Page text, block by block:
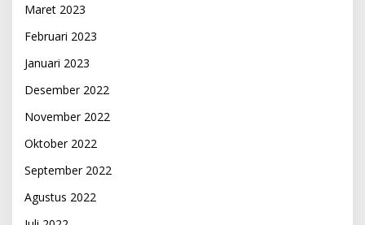
Maret 2023
Februari 2023
Januari 2023
Desember 2022
November 2022
Oktober 2022
September 2022
Agustus 2022